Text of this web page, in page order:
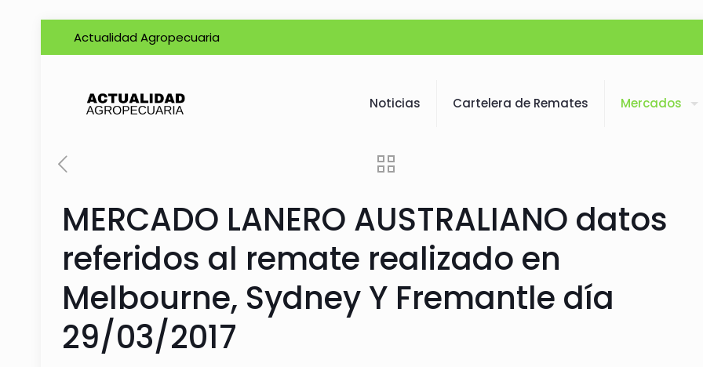
Actualidad Agropecuaria
Noticias Cartelera de Remates Mercados
MERCADO LANERO AUSTRALIANO datos
referidos al remate realizado en
Melbourne, Sydney Y Fremantle día
29/03/2017